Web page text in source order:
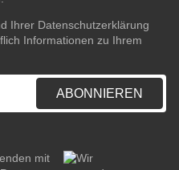
Ihrer Datenschutzerklärung
Informationen zu Ihrem
ABONNIEREN